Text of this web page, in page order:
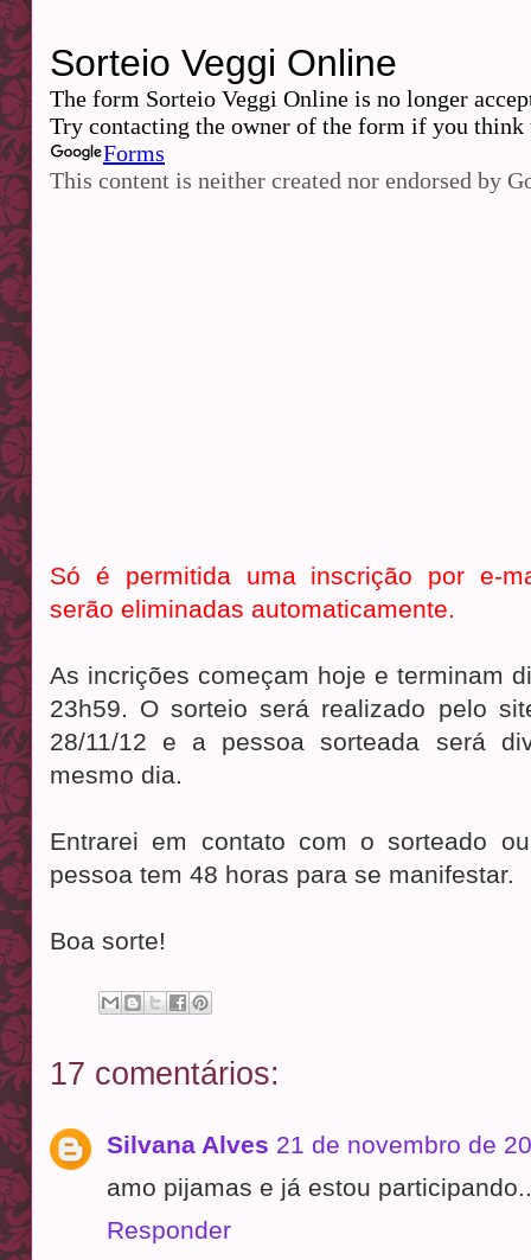
Só é permitida uma inscrição por e-
serão eliminadas automaticamente.
As incrições começam hoje e terminam
23h59. O sorteio será realizado pelo
28/11/12 e a pessoa sorteada será
mesmo dia.
Entrarei em contato com o sorteado
pessoa tem 48 horas para se manifestar.
Boa sorte!
17 comentários:
Silvana Alves 21 de novembro de
amo pijamas e já estou
Responder